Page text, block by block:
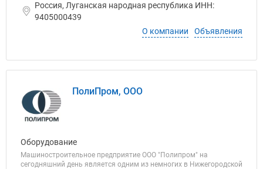
Россия, Луганская народная республика ИНН:
9405000439
О компании
Объявления
ПолиПром, ООО
Оборудование
Машиностроительное предприятие ООО "Полипром" на
сегодняшний день является одним из немногих в Нижегородской